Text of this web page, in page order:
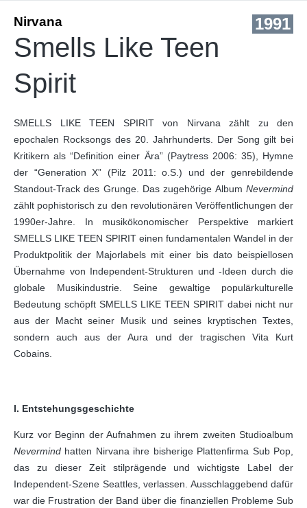
1991
Nirvana
Smells Like Teen
Spirit
SMELLS LIKE TEEN SPIRIT von Nirvana zählt zu den
epochalen Rocksongs des 20. Jahrhunderts. Der Song gilt bei
Kritikern als “Definition einer Ära” (Paytress 2006: 35), Hymne
der “Generation X” (Pilz 2011: o.S.) und der genrebildende
Standout-Track des Grunge. Das zugehörige Album Nevermind
zählt pophistorisch zu den revolutionären Veröffentlichungen der
1990er-Jahre. In musikökonomischer Perspektive markiert
SMELLS LIKE TEEN SPIRIT einen fundamentalen Wandel in der
Produktpolitik der Majorlabels mit einer bis dato beispiellosen
Übernahme von Independent-Strukturen und -Ideen durch die
globale Musikindustrie. Seine gewaltige populärkulturelle
Bedeutung schöpft SMELLS LIKE TEEN SPIRIT dabei nicht nur
aus der Macht seiner Musik und seines kryptischen Textes,
sondern auch aus der Aura und der tragischen Vita Kurt
Cobains.
I. Entstehungsgeschichte
Kurz vor Beginn der Aufnahmen zu ihrem zweiten Studioalbum
Nevermind hatten Nirvana ihre bisherige Plattenfirma Sub Pop,
das zu dieser Zeit stilprägende und wichtigste Label der
Independent-Szene Seattles, verlassen. Ausschlaggebend dafür
war die Frustration der Band über die finanziellen Probleme Sub